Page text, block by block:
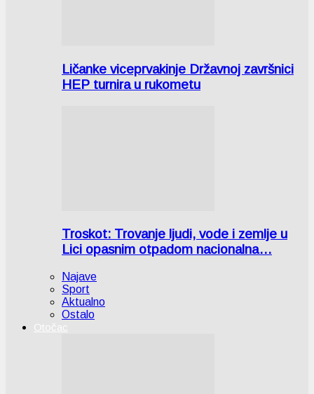
Ličanke viceprvakinje Državnoj završnici
HEP turnira u rukometu
Troskot: Trovanje ljudi, vode i zemlje u
Lici opasnim otpadom nacionalna…
Najave
Sport
Aktualno
Ostalo
Otočac